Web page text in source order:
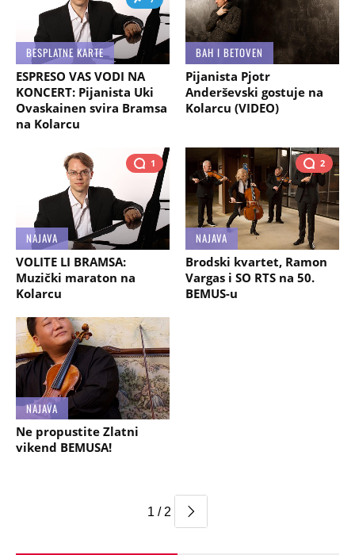
BESPLATNE KARTE
ESPRESO VAS VODI NA
KONCERT: Pijanista Uki
Ovaskainen svira Bramsa
na Kolarcu
BAH I BETOVEN
Pijanista Pjotr
Anderševski gostuje na
Kolarcu (VIDEO)
1
NAJAVA
VOLITE LI BRAMSA:
Muzički maraton na
Kolarcu
2
NAJAVA
Brodski kvartet, Ramon
Vargas i SO RTS na 50.
BEMUS-u
NAJAVA
Ne propustite Zlatni
vikend BEMUSA!
1 / 2